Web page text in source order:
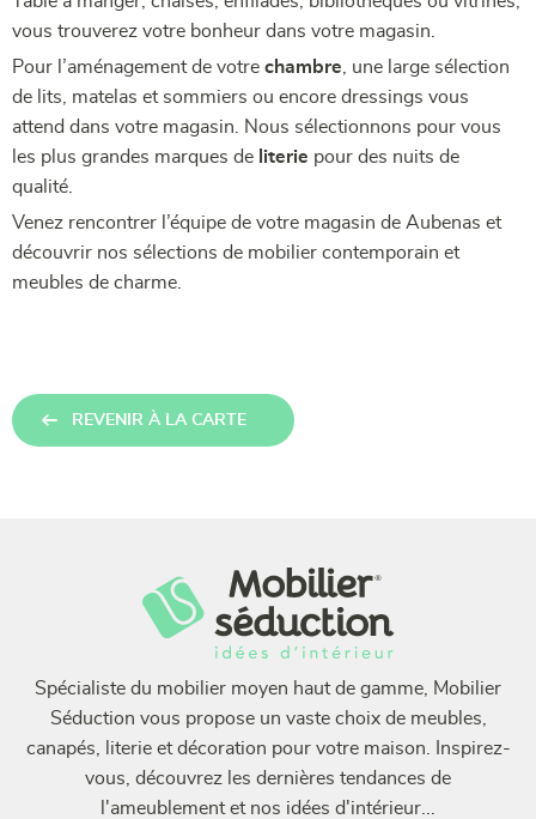
vous trouverez votre bonheur dans votre magasin.
Pour l’aménagement de votre chambre , une large sélection
de lits, matelas et sommiers ou encore dressings vous
attend dans votre magasin. Nous sélectionnons pour vous
les plus grandes marques de literie pour des nuits de
qualité.
Venez rencontrer l’équipe de votre magasin de Aubenas et
découvrir nos sélections de mobilier contemporain et
meubles de charme.
REVENIR À LA CARTE
Spécialiste du mobilier moyen haut de gamme, Mobilier
Séduction vous propose un vaste choix de meubles,
canapés, literie et décoration pour votre maison. Inspirez-
vous, découvrez les dernières tendances de
l'ameublement et nos idées d'intérieur...